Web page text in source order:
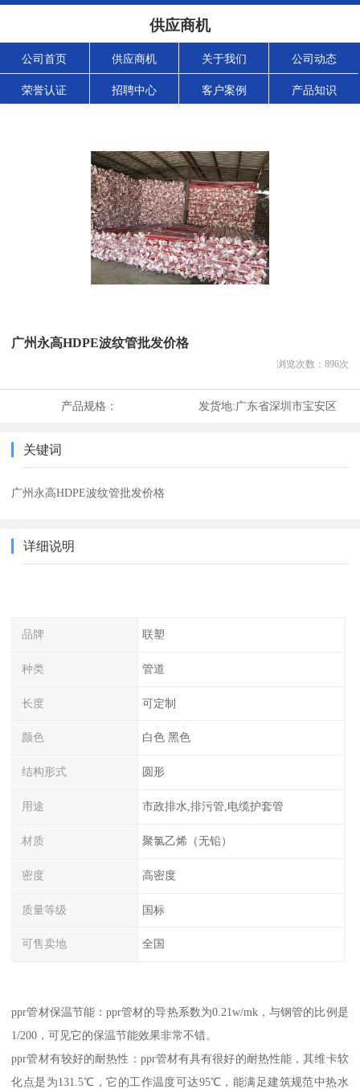
供应商机
公司首页 供应商机 关于我们 公司动态
荣誉认证 招聘中心 客户案例 产品知识
广州永高HDPE波纹管批发价格
浏览次数： 896次
产品规格： 发货地:广东省深圳市宝安区
关键词
广州永高HDPE波纹管批发价格
详细说明
品牌 联塑
种类 管道
长度 可定制
颜色 白色 黑色
结构形式 圆形
用途 市政排水,排污管,电缆护套管
材质 聚氯乙烯（无铅）
密度 高密度
质量等级 国标
可售卖地 全国
ppr管材保温节能：ppr管材的导热系数为0.21w/mk，与钢管的比例是
1/200，可见它的保温节能效果非常不错。
ppr管材有较好的耐热性：ppr管材有具有很好的耐热性能，其维卡软
化点是为131.5℃，它的工作温度可达95℃，能满足建筑规范中热水